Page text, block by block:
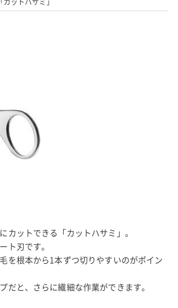
カットできる「カットハサミ」。
ト刃です。
を根本から1本ずつ切りやすいのがポイン
だと、さらに繊細な作業ができます。